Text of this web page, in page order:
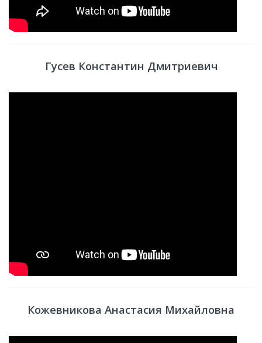
Гусев Константин Дмитриевич
Кожевникова Анастасия Михайловна